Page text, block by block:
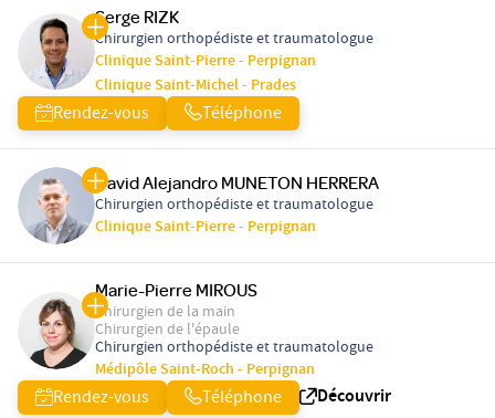
Serge RIZK
Chirurgien orthopédiste et traumatologue
Clinique Saint-Pierre - Perpignan
Clinique Saint-Michel - Prades
Rendez-vous Téléphone
David Alejandro MUNETON HERRERA
Chirurgien orthopédiste et traumatologue
Clinique Saint-Pierre - Perpignan
Marie-Pierre MIROUS
Chirurgien de la main
Chirurgien de l'épaule
Chirurgien orthopédiste et traumatologue
Médipôle Saint-Roch - Perpignan
Rendez-vous Téléphone Découvrir